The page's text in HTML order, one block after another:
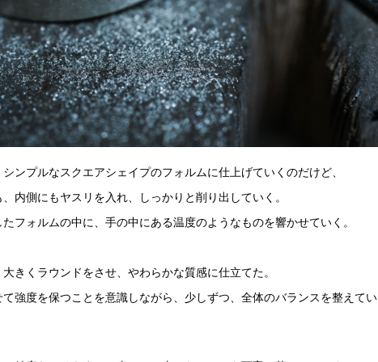
ンプルなスクエアシェイプのフォルムに仕上げていくのだけど、
内側にもヤスリを入れ、しっかりと削り出していく。
フォルムの中に、手の中にある温度のようなものを響かせていく。
きくラウンドをさせ、やわらかな質感に仕立てた。
強度を保つことを意識しながら、少しずつ、全体のバランスを整えてい